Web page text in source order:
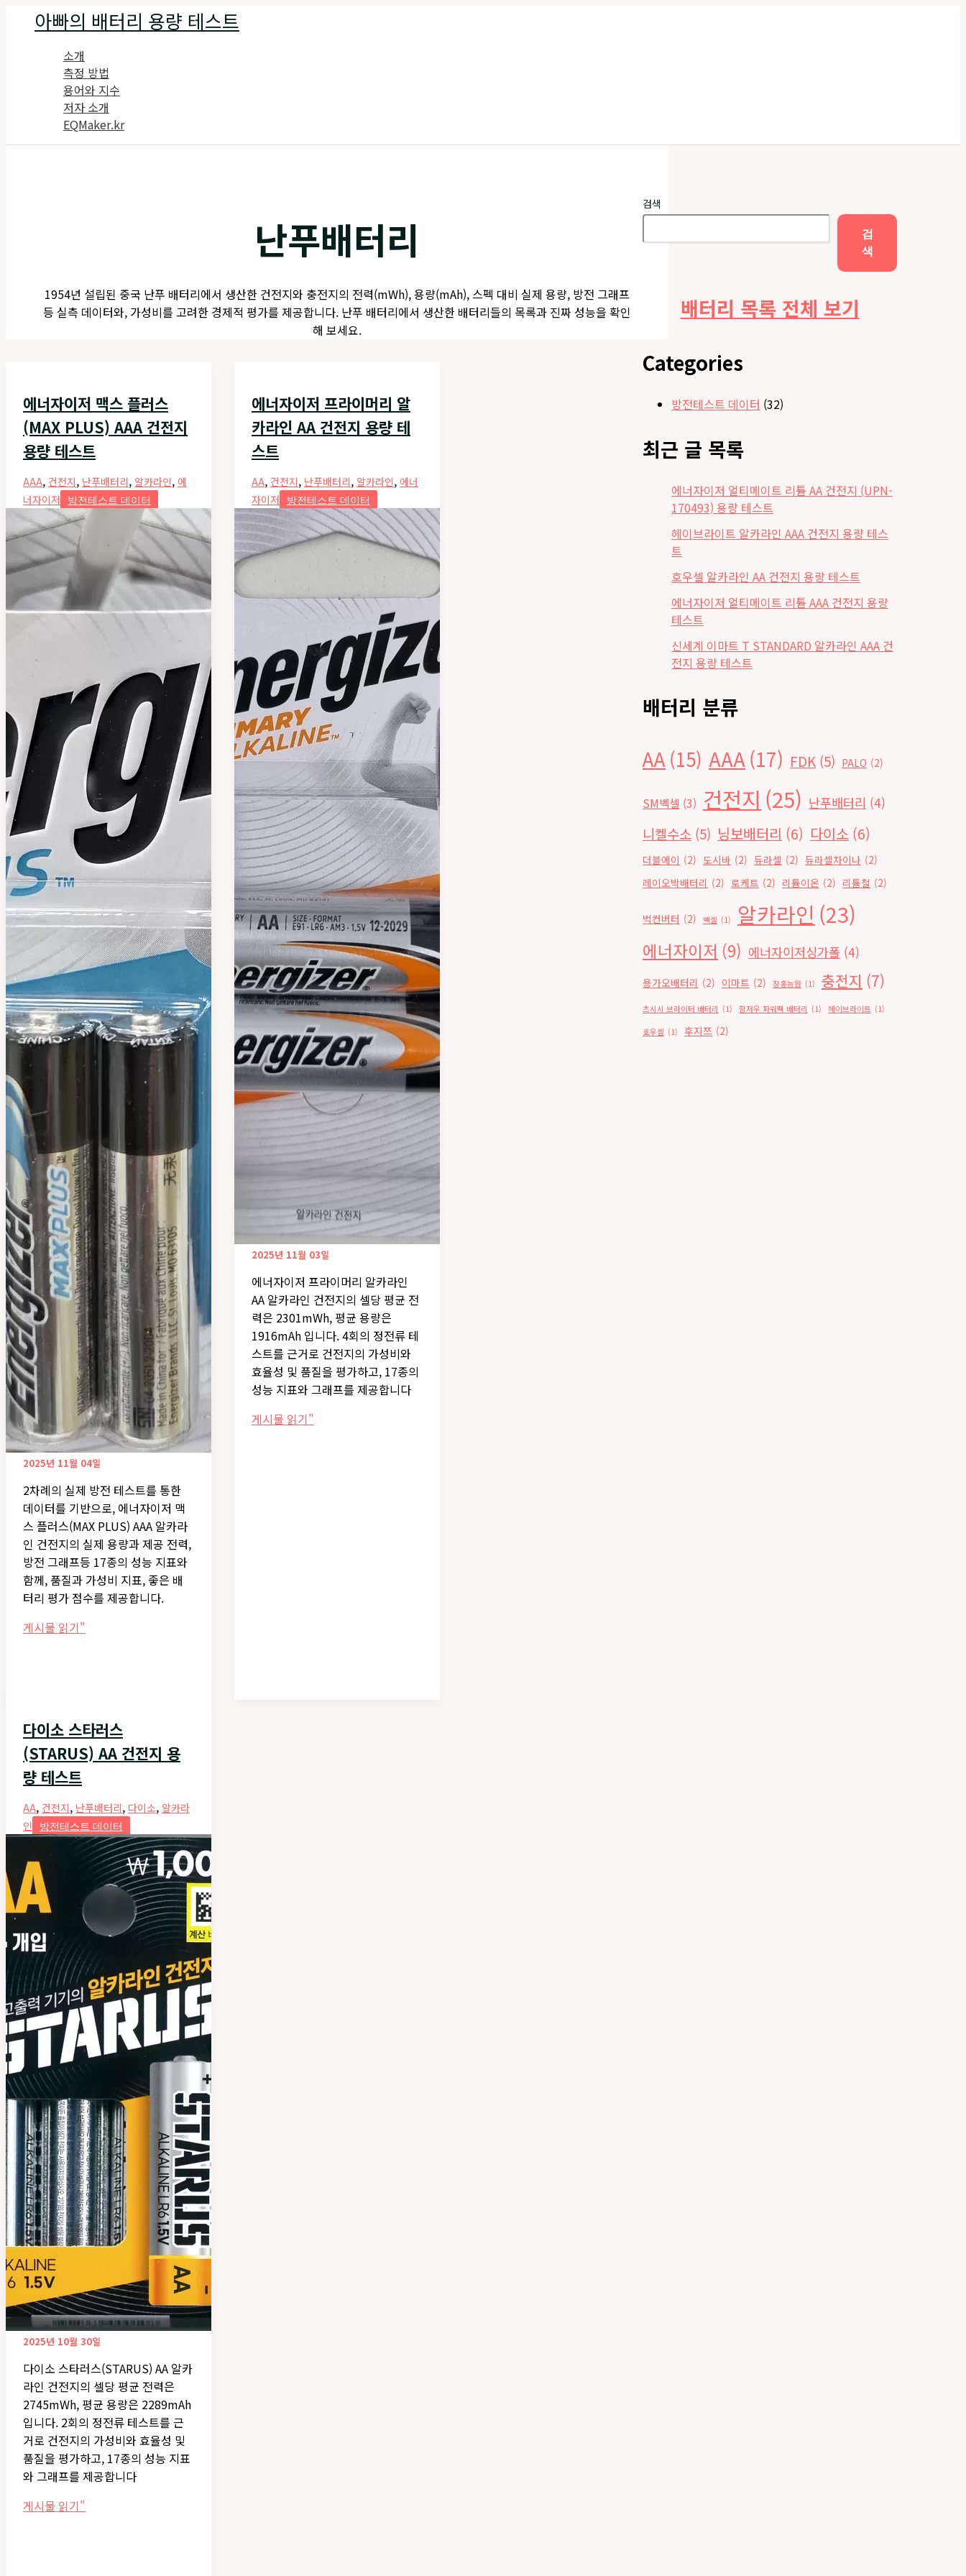
아빠의 배터리 용량 테스트
소개
측정 방법
용어와 지수
저자 소개
EQMaker.kr
난푸배터리
1954년 설립된 중국 난푸 배터리에서 생산한 건전지와 충전지의 전력(mWh), 용량(mAh), 스펙 대비 실제 용량, 방전 그래프
등 실측 데이터와, 가성비를 고려한 경제적 평가를 제공합니다. 난푸 배터리에서 생산한 배터리들의 목록과 진짜 성능을 확인
해 보세요.
에너자이저 맥스 플러스
(MAX PLUS) AAA 건전지
용량 테스트
AAA, 건전지, 난푸배터리, 알카라인, 에
너자이저
방전테스트 데이터
2025년 11월 04일
2차례의 실제 방전 테스트를 통한
데이터를 기반으로, 에너자이저 맥
스 플러스(MAX PLUS) AAA 알카라
인 건전지의 실제 용량과 제공 전력,
방전 그래프등 17종의 성능 지표와
함께, 품질과 가성비 지표, 좋은 배
터리 평가 점수를 제공합니다.
에
스
플
러
스
(MAX
PLUS)
AAA
건
전
지
용
량
테
트
게시물 읽기"
에너자이저 프라이머리 알
카라인 AA 건전지 용량 테
스트
AA, 건전지, 난푸배터리, 알카라인, 에너
자이저
방전테스트 데이터
2025년 11월 03일
에너자이저 프라이머리 알카라인
AA 알카라인 건전지의 셀당 평균 전
력은 2301mWh, 평균 용량은
1916mAh 입니다. 4회의 정전류 테
스트를 근거로 건전지의 가성비와
효율성 및 품질을 평가하고, 17종의
성능 지표와 그래프를 제공합니다
에
게시물 읽기"
다이소 스타러스
(STARUS) AA 건전지 용
량 테스트
AA, 건전지, 난푸배터리, 다이소, 알카라
인
방전테스트 데이터
2025년 10월 30일
다이소 스타러스(STARUS) AA 알카
라인 건전지의 셀당 평균 전력은
2745mWh, 평균 용량은 2289mAh
입니다. 2회의 정전류 테스트를 근
거로 건전지의 가성비와 효율성 및
품질을 평가하고, 17종의 성능 지표
와 그래프를 제공합니다
다
게시물 읽기"
검색
검
색
배터리 목록 전체 보기
Categories
방전테스트 데이터 (32)
최근 글 목록
에너자이저 얼티메이트 리튬 AA 건전지 (UPN-
170493) 용량 테스트
헤이브라이트 알카라인 AAA 건전지 용량 테스
트
호우셀 알카라인 AA 건전지 용량 테스트
에너자이저 얼티메이트 리튬 AAA 건전지 용량
테스트
신세계 이마트 T STANDARD 알카라인 AAA 건
전지 용량 테스트
배터리 분류
AA (15) AAA(17) FDK (5) PALO (2)
SM벡셀 (3) 건전지 (25) 난푸배터리 (4)
니켈수소 (5) 닝보배터리 (6) 다이소 (6)
더블에이 (2) 도시바 (2) 듀라셀 (2) 듀라셀차이나 (2)
레이오박배터리 (2) 로케트 (2) 리튬이온 (2) 리튬철 (2)
벅컨버터 (2) 벡셀 (1) 알카라인 (23)
에너자이저 (9) 에너자이저싱가폴 (4)
용가오배터리 (2) 이마트 (2) 장홍능원 (1) 충전지 (7)
츠시시 브라이터 배터리 (1) 항저우 파워팩 배터리 (1) 헤이브라이트 (1)
호우셀 (1) 후지쯔 (2)